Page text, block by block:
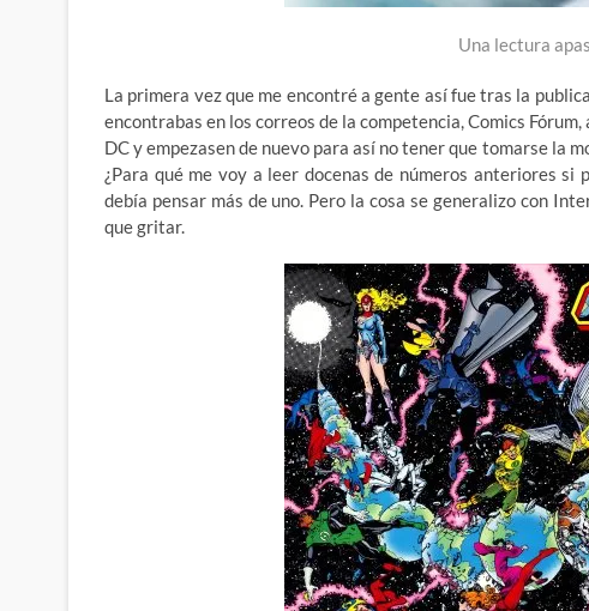
Una lectura
La primera vez que me encontré a gente así fue tras la
encontrabas en los correos de la competencia, Comics
DC y empezasen de nuevo para así no tener que tomarse la
¿Para qué me voy a leer docenas de números anteriores si
debía pensar más de uno. Pero la cosa se generalizo con
que gritar.